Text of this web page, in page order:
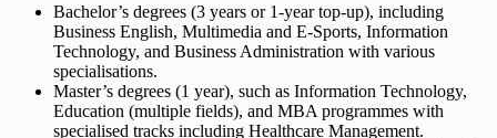
Bachelor’s degrees (3 years or 1-year top-up), including
Business English, Multimedia and E-Sports, Information
Technology, and Business Administration with various
specialisations.
Master’s degrees (1 year), such as Information Technology,
Education (multiple fields), and MBA programmes with
specialised tracks including Healthcare Management.